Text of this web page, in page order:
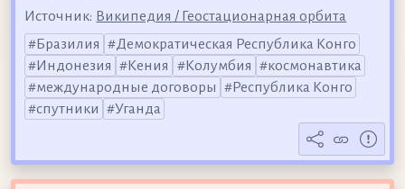
Источник: Википедия / Геостационарная орбита
Бразилия
Демократическая Республика Конго
Индонезия
Кения Колумбия
космонавтика
международные договоры
Республика Конго
спутники
Уганда